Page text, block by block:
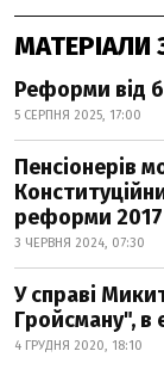
Реформи від
5 СЕРПНЯ 2025, 17:00
Пенсіонерів
реформи
3 ЧЕРВНЯ 2024, 07:30
У справі
Гройсману", в
4 ГРУДНЯ 2020, 18:10